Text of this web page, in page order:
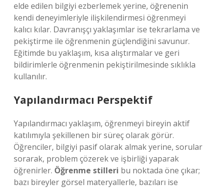
elde edilen bilgiyi ezberlemek yerine, öğrenenin
kendi deneyimleriyle ilişkilendirmesi öğrenmeyi
kalıcı kılar. Davranışçı yaklaşımlar ise tekrarlama ve
pekiştirme ile öğrenmenin güçlendiğini savunur.
Eğitimde bu yaklaşım, kısa alıştırmalar ve geri
bildirimlerle öğrenmenin pekiştirilmesinde sıklıkla
kullanılır.
Yapılandırmacı Perspektif
Yapılandırmacı yaklaşım, öğrenmeyi bireyin aktif
katılımıyla şekillenen bir süreç olarak görür.
Öğrenciler, bilgiyi pasif olarak almak yerine, sorular
sorarak, problem çözerek ve işbirliği yaparak
öğrenirler. Öğrenme stilleri bu noktada öne çıkar;
bazı bireyler görsel materyallerle, bazıları ise